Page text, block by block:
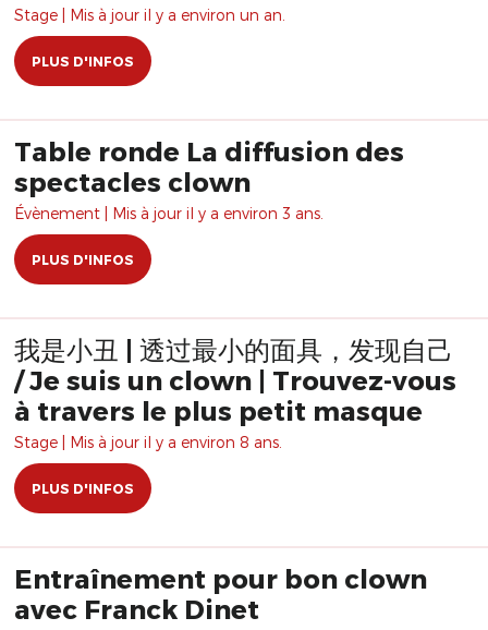
Stage | Mis à jour il y a environ un an.
PLUS D'INFOS
Table ronde La diffusion des
spectacles clown
Évènement | Mis à jour il y a environ 3 ans.
PLUS D'INFOS
我是小丑 | 透过最小的面具，发现自己
/ Je suis un clown | Trouvez-vous
à travers le plus petit masque
Stage | Mis à jour il y a environ 8 ans.
PLUS D'INFOS
Entraînement pour bon clown
avec Franck Dinet